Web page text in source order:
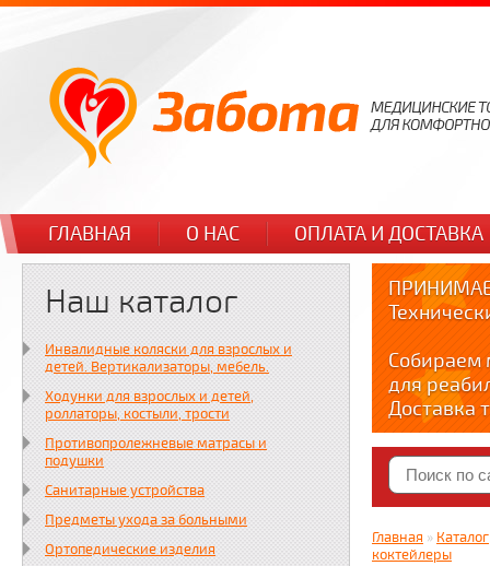
ГЛАВНАЯ О НАС ОПЛАТА И ДОСТАВКА
Наш каталог
Инвалидные коляски для взрослых и
детей. Вертикализаторы, мебель.
Ходунки для взрослых и детей,
роллаторы, костыли, трости
Противопролежневые матрасы и
подушки
Санитарные устройства
Предметы ухода за больными
Ортопедические изделия
Собираем
для
Доставка
по тел.
Краткие
Яндекс.
zabota16.ru
Всегда на
Главная » Каталог
коктейлеры